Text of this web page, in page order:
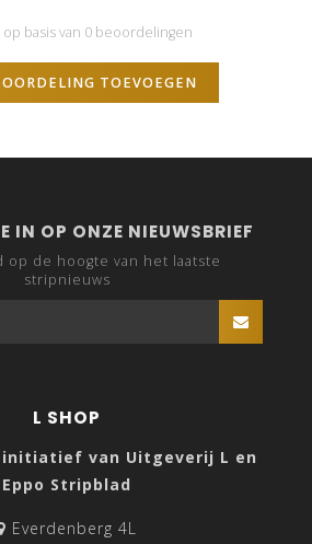
basis van 0 beoordelingen
TOEVOEGEN
IN OP ONZE NIEUWSBRIEF
op de hoogte van het laatste
stripnieuws
L SHOP
initiatief van Uitgeverij L en
Eppo Stripblad
Everdenberg 4L